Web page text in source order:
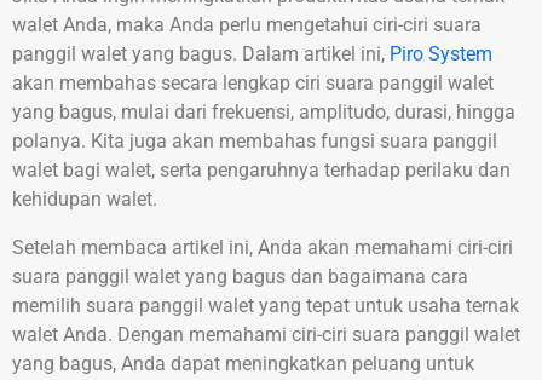
walet Anda, maka Anda perlu mengetahui ciri-ciri suara
panggil walet yang bagus. Dalam artikel ini, Piro System
akan membahas secara lengkap ciri suara panggil walet
yang bagus, mulai dari frekuensi, amplitudo, durasi, hingga
polanya. Kita juga akan membahas fungsi suara panggil
walet bagi walet, serta pengaruhnya terhadap perilaku dan
kehidupan walet.
Setelah membaca artikel ini, Anda akan memahami ciri-ciri
suara panggil walet yang bagus dan bagaimana cara
memilih suara panggil walet yang tepat untuk usaha ternak
walet Anda. Dengan memahami ciri-ciri suara panggil walet
yang bagus, Anda dapat meningkatkan peluang untuk